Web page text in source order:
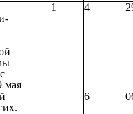
мая
1 4
6